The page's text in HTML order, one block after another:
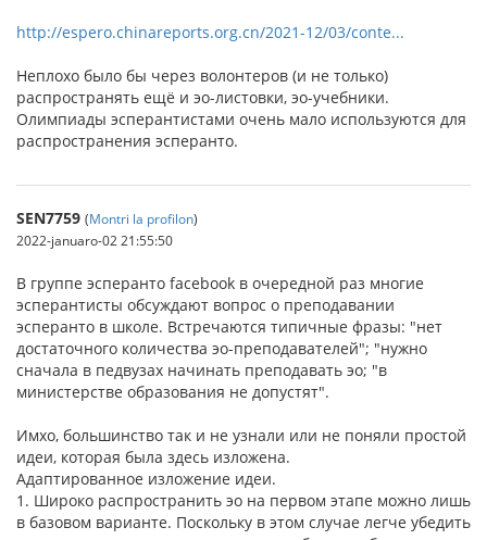
http://espero.chinareports.org.cn/2021-12/03/conte...
Неплохо было бы через волонтеров (и не только)
распространять ещё и эо-листовки, эо-учебники.
Олимпиады эсперантистами очень мало используются для
распространения эсперанто.
SEN7759 (Montri la profilon)
2022-januaro-02 21:55:50
В группе эсперанто facebook в очередной раз многие
эсперантисты обсуждают вопрос о преподавании
эсперанто в школе. Встречаются типичные фразы: "нет
достаточного количества эо-преподавателей"; "нужно
сначала в педвузах начинать преподавать эо; "в
министерстве образования не допустят".
Имхо, большинство так и не узнали или не поняли простой
идеи, которая была здесь изложена.
Адаптированное изложение идеи.
1. Широко распространить эо на первом этапе можно лишь
в базовом варианте. Поскольку в этом случае легче убедить